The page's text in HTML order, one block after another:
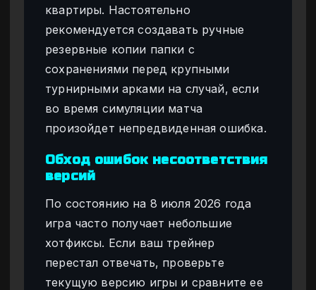
квартиры. Настоятельно
рекомендуется создавать ручные
резервные копии папки с
сохранениями перед крупными
турнирными арками на случай, если
во время симуляции матча
произойдет непредвиденная ошибка.
Обход ошибок несоответствия
версий
По состоянию на 8 июля 2026 года
игра часто получает небольшие
хотфиксы. Если ваш трейнер
перестал отвечать, проверьте
текущую версию игры и сравните ее